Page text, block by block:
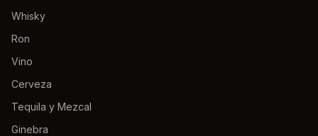
Whisky
Ron
Vino
Cerveza
Tequila y Mezcal
Ginebra